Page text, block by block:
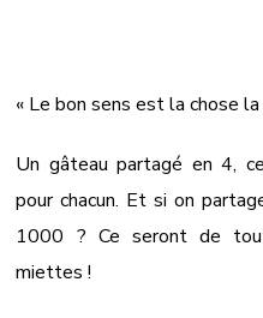
« Le bon sens est la chose
Un gâteau partagé en 4,
pour chacun. Et si on
1000 ? Ce seront de
miettes !